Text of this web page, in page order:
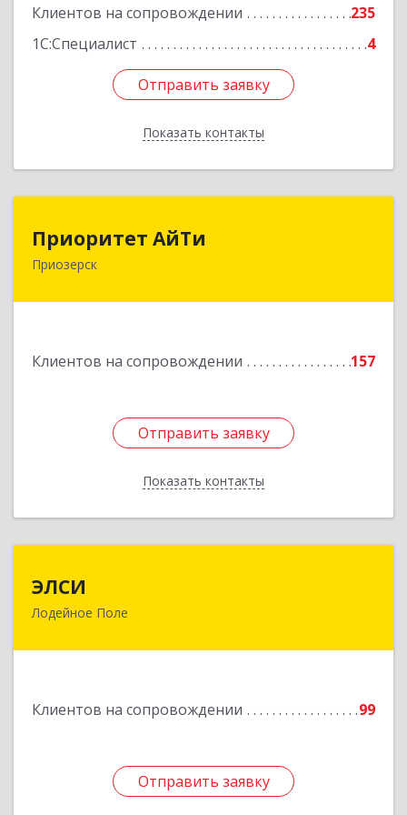
Клиентов на сопровождении
235
1С:Специалист
4
Отправить заявку
Показать контакты
Отправить заявку
Назад
Приоритет АйТи
Приозерск
Клиентов на сопровождении 157
Отправить заявку
Показать контакты
188760, Ленинградская обл, Приозерский р-н,
Подробнее
Отправить заявку
Назад
ЭЛСИ
Лодейное Поле
Клиентов на сопровождении 99
Отправить заявку
187700, Ленинградская обл, Лодейное Поле г,
Отправить заявку